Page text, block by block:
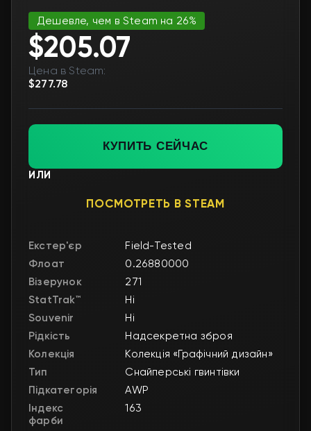
Дешевле, чем в Steam на 26%
$205.07
Цена в Steam:
$277.78
КУПИТЬ СЕЙЧАС
ИЛИ
ПОСМОТРЕТЬ В STEAM
Екстер'єр
Field-Tested
Флоат
0.26880000
Візерунок
271
StatTrak™
Ні
Souvenir
Ні
Рідкість
Надсекретна зброя
Колекція
Колекція «Графічний дизайн»
Тип
Снайперські гвинтівки
Підкатегорія
AWP
Індекс
фарби
163